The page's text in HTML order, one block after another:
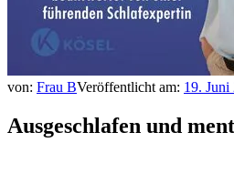
von: Frau BVeröffentlicht am: 19. Juni
Ausgeschlafen und